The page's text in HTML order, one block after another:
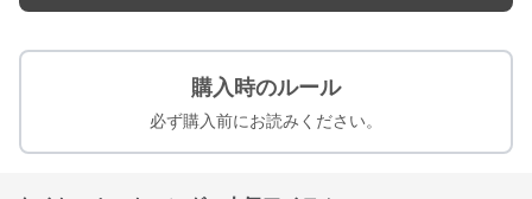
購入時のルール
必ず購入前にお読みください。